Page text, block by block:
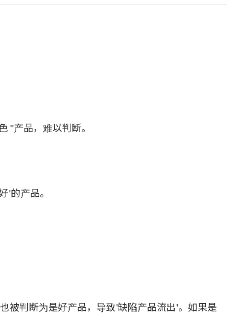
"产品，难以判断。
'的产品。
被判断为是好产品，导致'缺陷产品流出'。如果是